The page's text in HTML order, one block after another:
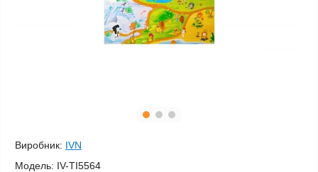
Виробник: IVN
Модель: IV-TI5564